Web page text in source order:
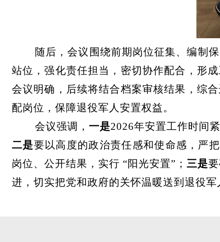
随后，会议围绕前期岗位征集、编制
站位，强化责任担当，密切协作配合，形
会议明确，后续将结合档案审核结果，综
配岗位，保障退役军人安置权益。
会议强调， 一是2026年安置工作时间
二是要以高度的政治责任感和使命感，严把
岗位、公开结果，实行 “阳光安置” ； 三是
进，切实把党和政府的关怀温暖送到退役